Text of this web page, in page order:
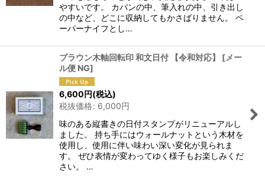
やすいです。 カバンの中、筆入れの中、引き出し
の中など、どこに収納してもかさばりません。 ペ
ーパーナイフとし…
ブラウン木軸回転印 和文日付 【令和対応】 [メー
ル便 NG]
6,600円(税込)
税抜価格: 6,000円
味のある縦書きの日付スタンプがリニューアルし
ました。 持ち手にはウォールナットという木材を
使用し、使用に伴い味わい深い変化が見られま
す。 ぜひ表情が変わってゆく様子もお楽しみくだ
さい。 …